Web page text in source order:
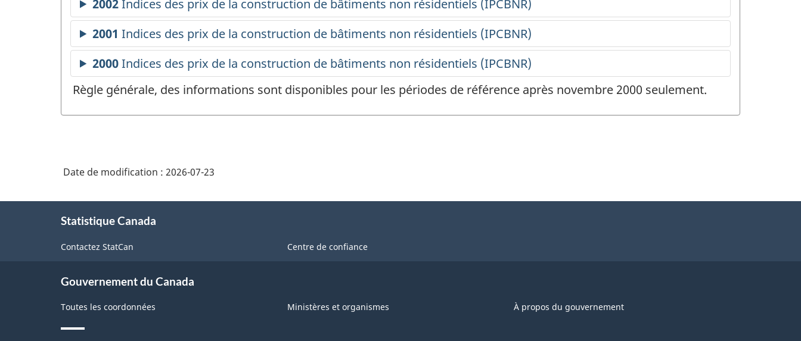
Règle générale, des informations sont disponibles pour les périodes de référence après novembre 2000 seulement.
Date de modification : 2026-07-23
Statistique Canada
Contactez StatCan Centre de confiance
Gouvernement du Canada
Toutes les coordonnées Ministères et organismes À propos du gouvernement